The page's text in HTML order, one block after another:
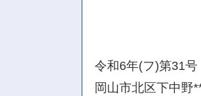
令和6年(フ)第31号
岡山市北区下中野